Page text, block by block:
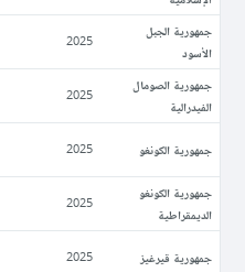
جمهورية الجبل
الأسود
2025
جمهورية الصومال
الفيدرالية
2025
جمهورية الكونغو 2025
جمهورية الكونغو
الديمقراطية
2025
جمهورية قيرغيز 2025